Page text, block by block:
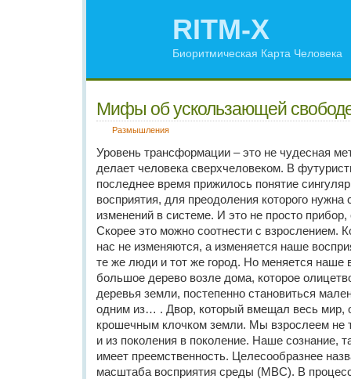
RITM-X
Биоритмическая Карта Человека
Мифы об ускользающей
Размышления
Уровень трансформации – это не чудесная
делает человека сверхчеловеком. В
последнее время прижилось понятие
восприятия, для преодоления которого нужна
изменений в системе. И это не просто прибор,
Скорее это можно соотнести с взрослением.
нас не изменяются, а изменяется наше
те же люди и тот же город. Но меняется наше
большое дерево возле дома, которое
деревья земли, постепенно становиться
одним из… . Двор, который вмещал весь мир,
крошечным клочком земли. Мы взрослеем не
и из поколения в поколение. Наше сознание,
имеет преемственность. Целесообразнее
масштаба восприятия среды (МВС). В